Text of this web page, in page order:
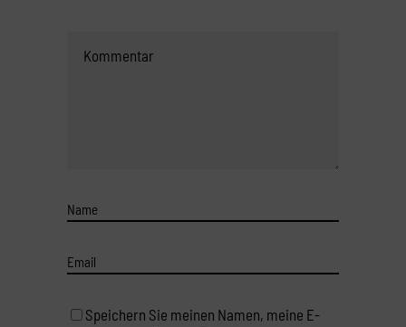
Speichern Sie meinen Namen, meine E-